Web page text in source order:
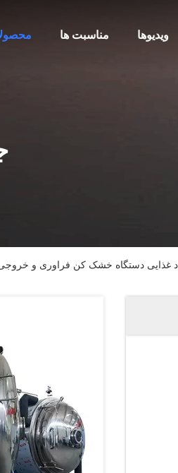
مناسبت ها ویدیوها
غذایی دستگاه خشک کن فراوری و